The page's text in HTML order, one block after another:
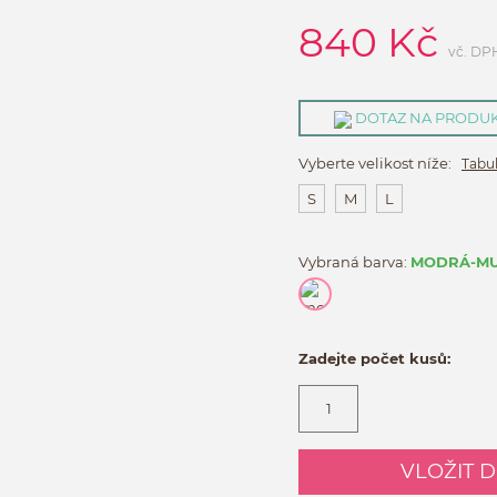
840 Kč vč.
DOTAZ NA
Vyberte velikost níže:
S M L
Vybraná barva: MODRÁ-
Zadejte počet kusů:
VLOŽIT